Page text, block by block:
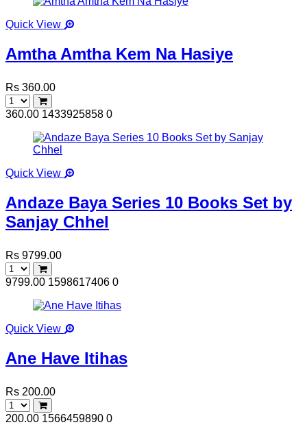
Quick View
Amtha Amtha Kem Na Hasiye
Rs 360.00
360.00 1433925858 0
Quick View
Andaze Baya Series 10 Books Set by
Sanjay Chhel
Rs 9799.00
9799.00 1598617406 0
Quick View
Ane Have Itihas
Rs 200.00
200.00 1566459890 0